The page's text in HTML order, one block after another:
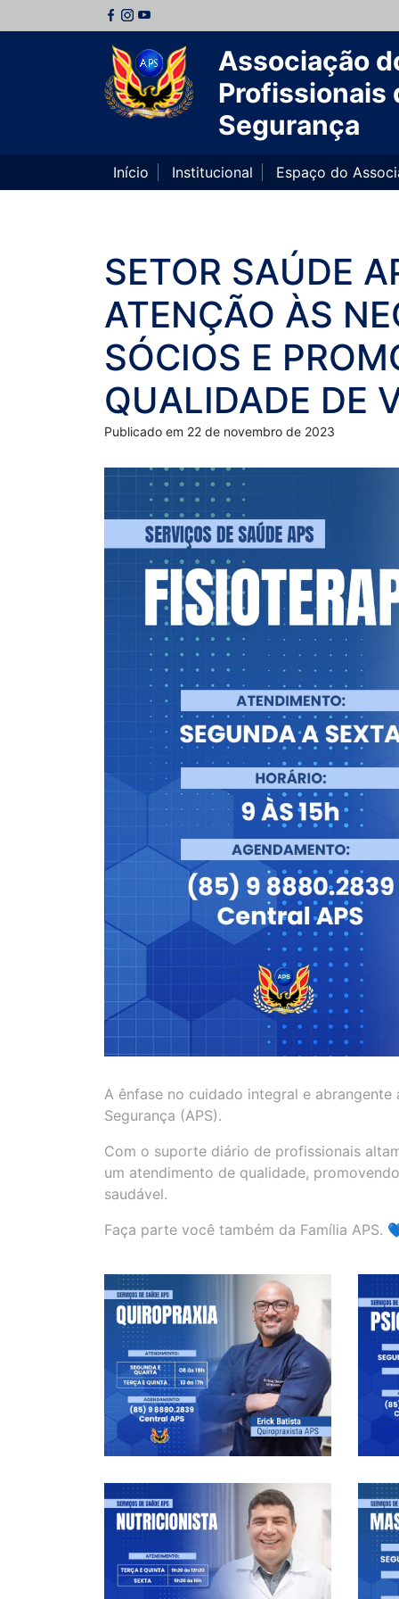
Associação
Profissionais
Segurança
Início Institucional Espaço do
SETOR SAÚDE
ATENÇÃO ÀS
SÓCIOS E
QUALIDADE DE
Publicado em 22 de novembro de 2023
A ênfase no cuidado integral e
Segurança (APS).
Com o suporte diário de profissionais
um atendimento de qualidade,
saudável.
Faça parte você também da Família APS.